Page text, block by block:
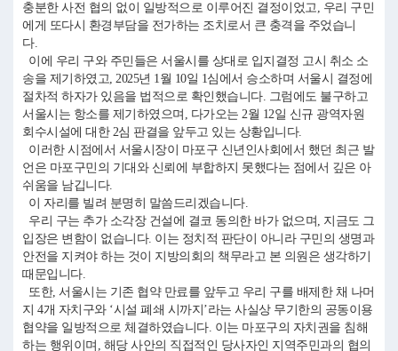
충분한 사전 협의 없이 일방적으로 이루어진 결정이었고, 우리 구민
에게 또다시 환경부담을 전가하는 조치로서 큰 충격을 주었습니
다.
이에 우리 구와 주민들은 서울시를 상대로 입지결정 고시 취소 소
송을 제기하였고, 2025년 1월 10일 1심에서 승소하며 서울시 결정에
절차적 하자가 있음을 법적으로 확인했습니다. 그럼에도 불구하고
서울시는 항소를 제기하였으며, 다가오는 2월 12일 신규 광역자원
회수시설에 대한 2심 판결을 앞두고 있는 상황입니다.
이러한 시점에서 서울시장이 마포구 신년인사회에서 했던 최근 발
언은 마포구민의 기대와 신뢰에 부합하지 못했다는 점에서 깊은 아
쉬움을 남깁니다.
이 자리를 빌려 분명히 말씀드리겠습니다.
우리 구는 추가 소각장 건설에 결코 동의한 바가 없으며, 지금도 그
입장은 변함이 없습니다. 이는 정치적 판단이 아니라 구민의 생명과
안전을 지켜야 하는 것이 지방의회의 책무라고 본 의원은 생각하기
때문입니다.
또한, 서울시는 기존 협약 만료를 앞두고 우리 구를 배제한 채 나머
지 4개 자치구와 ‘시설 폐쇄 시까지’라는 사실상 무기한의 공동이용
협약을 일방적으로 체결하였습니다. 이는 마포구의 자치권을 침해
하는 행위이며, 해당 사안의 직접적인 당사자인 지역주민과의 협의